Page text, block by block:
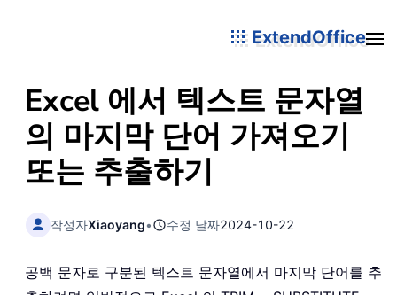
ExtendOffice
Excel 에서 텍스트 문자열
의 마지막 단어 가져오기
또는 추출하기
작성자Xiaoyang• 수정 날짜2024-10-22
공백 문자로 구분된 텍스트 문자열에서 마지막 단어를 추